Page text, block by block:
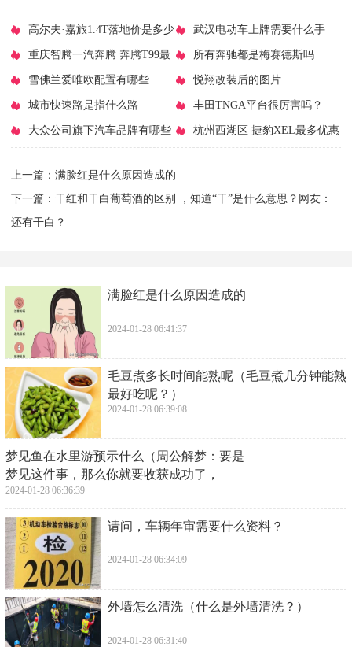
​高尔夫·嘉旅1.4T落地价是多少
钱？高尔夫·嘉旅报价
​武汉电动车上牌需要什么手
续？武汉电动车上牌地址
​重庆智腾一汽奔腾 奔腾T99最
高降1.6万元 今日钜惠
​所有奔驰都是梅赛德斯吗
​雪佛兰爱唯欧配置有哪些 ​悦翔改装后的图片
​城市快速路是指什么路 ​丰田TNGA平台很厉害吗？
TNGA架构的车有什么优点
​大众公司旗下汽车品牌有哪些 ​杭州西湖区 捷豹XEL最多优惠
上一篇： ​满脸红是什么原因造成的
下一篇： ​干红和干白葡萄酒的区别 ，知道“干”是什么意思？网友：
还有干白？
​满脸红是什么原因造成的
2024-01-28 06:41:37
​毛豆煮多长时间能熟呢（毛豆煮几分钟能熟
最好吃呢？）
2024-01-28 06:39:08
​梦见鱼在水里游预示什么（周公解梦：要是
梦见这件事，那么你就要收获成功了，
2024-01-28 06:36:39
​请问，车辆年审需要什么资料？
2024-01-28 06:34:09
​外墙怎么清洗（什么是外墙清洗？）
2024-01-28 06:31:40